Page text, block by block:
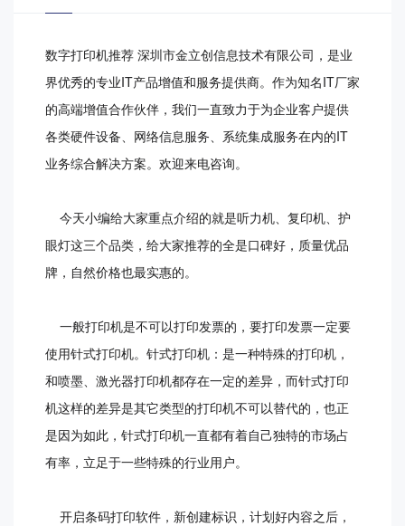
数字打印机推荐 深圳市金立创信息技术有限公司，是业
界优秀的专业IT产品增值和服务提供商。作为知名IT厂家
的高端增值合作伙伴，我们一直致力于为企业客户提供
各类硬件设备、网络信息服务、系统集成服务在内的IT
业务综合解决方案。欢迎来电咨询。
今天小编给大家重点介绍的就是听力机、复印机、护
眼灯这三个品类，给大家推荐的全是口碑好，质量优品
牌，自然价格也最实惠的。
一般打印机是不可以打印发票的，要打印发票一定要
使用针式打印机。针式打印机：是一种特殊的打印机，
和喷墨、激光器打印机都存在一定的差异，而针式打印
机这样的差异是其它类型的打印机不可以替代的，也正
是因为如此，针式打印机一直都有着自己独特的市场占
有率，立足于一些特殊的行业用户。
开启条码打印软件，新创建标识，计划好内容之后，